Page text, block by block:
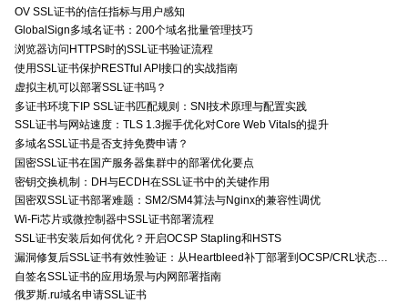
OV SSL证书的信任指标与用户感知
GlobalSign多域名证书：200个域名批量管理技巧
浏览器访问HTTPS时的SSL证书验证流程
使用SSL证书保护RESTful API接口的实战指南
虚拟主机可以部署SSL证书吗？
多证书环境下IP SSL证书匹配规则：SNI技术原理与配置实践
SSL证书与网站速度：TLS 1.3握手优化对Core Web Vitals的提升
多域名SSL证书是否支持免费申请？
国密SSL证书在国产服务器集群中的部署优化要点
密钥交换机制：DH与ECDH在SSL证书中的关键作用
国密双SSL证书部署难题：SM2/SM4算法与Nginx的兼容性调优
Wi-Fi芯片或微控制器中SSL证书部署流程
SSL证书安装后如何优化？开启OCSP Stapling和HSTS
自签名SSL证书的应用场景与内网部署指南
俄罗斯.ru域名申请SSL证书